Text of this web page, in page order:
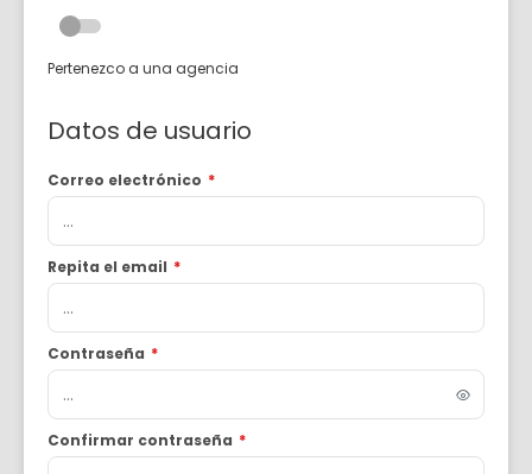
Pertenezco a una agencia
Datos de usuario
Correo electrónico *
Repita el email *
Contraseña *
Confirmar contraseña *